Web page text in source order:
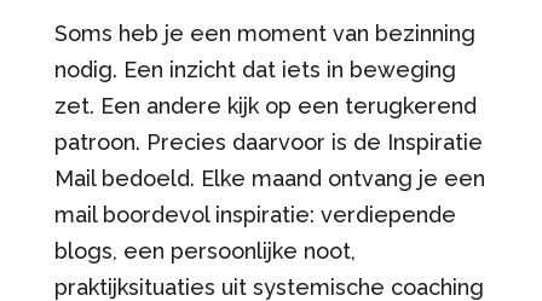
Soms heb je een moment van bezinning
nodig. Een inzicht dat iets in beweging
zet. Een andere kijk op een terugkerend
patroon. Precies daarvoor is de Inspiratie
Mail bedoeld. Elke maand ontvang je een
mail boordevol inspiratie: verdiepende
blogs, een persoonlijke noot,
praktijksituaties uit systemische coaching